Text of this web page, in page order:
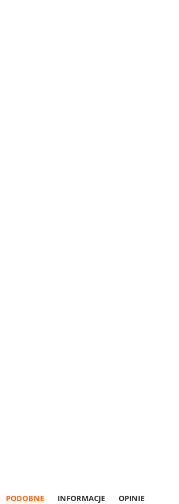
PODOBNE INFORMACJE OPINIE